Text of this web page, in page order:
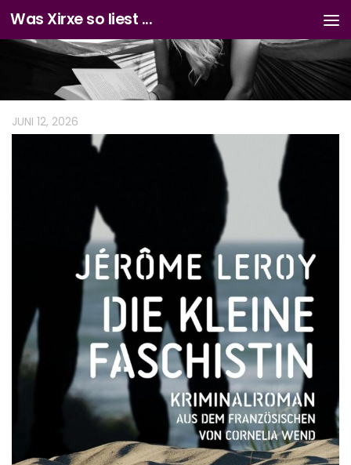
Zum Inhalt springen
Was Xirxe so liest ...
JUNI 12, 2026